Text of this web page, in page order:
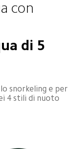
con
di 5
snorkeling e per
4 stili di nuoto